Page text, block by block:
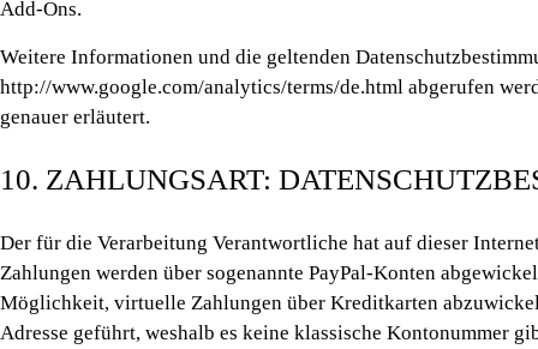
Add-Ons.
Weitere Informationen und die geltenden
http://www.google.com/analytics/terms/de.html abgerufen
genauer erläutert.
10. ZAHLUNGSART:
Der für die Verarbeitung Verantwortliche hat auf dieser
Zahlungen werden über sogenannte PayPal-Konten
Möglichkeit, virtuelle Zahlungen über Kreditkarten
Adresse geführt, weshalb es keine klassische Kontonummer